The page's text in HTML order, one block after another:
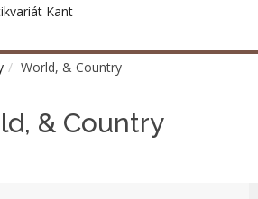
World, & Country
& Country